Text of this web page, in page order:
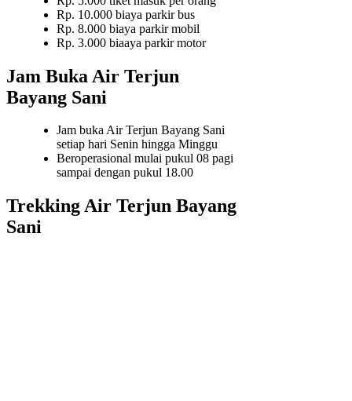
Rp. 10.000 biaya parkir bus
Rp. 8.000 biaya parkir mobil
Rp. 3.000 biaaya parkir motor
Jam Buka Air Terjun
Bayang Sani
Jam buka Air Terjun Bayang Sani
setiap hari Senin hingga Minggu
Beroperasional mulai pukul 08 pagi
sampai dengan pukul 18.00
Trekking Air Terjun Bayang
Sani